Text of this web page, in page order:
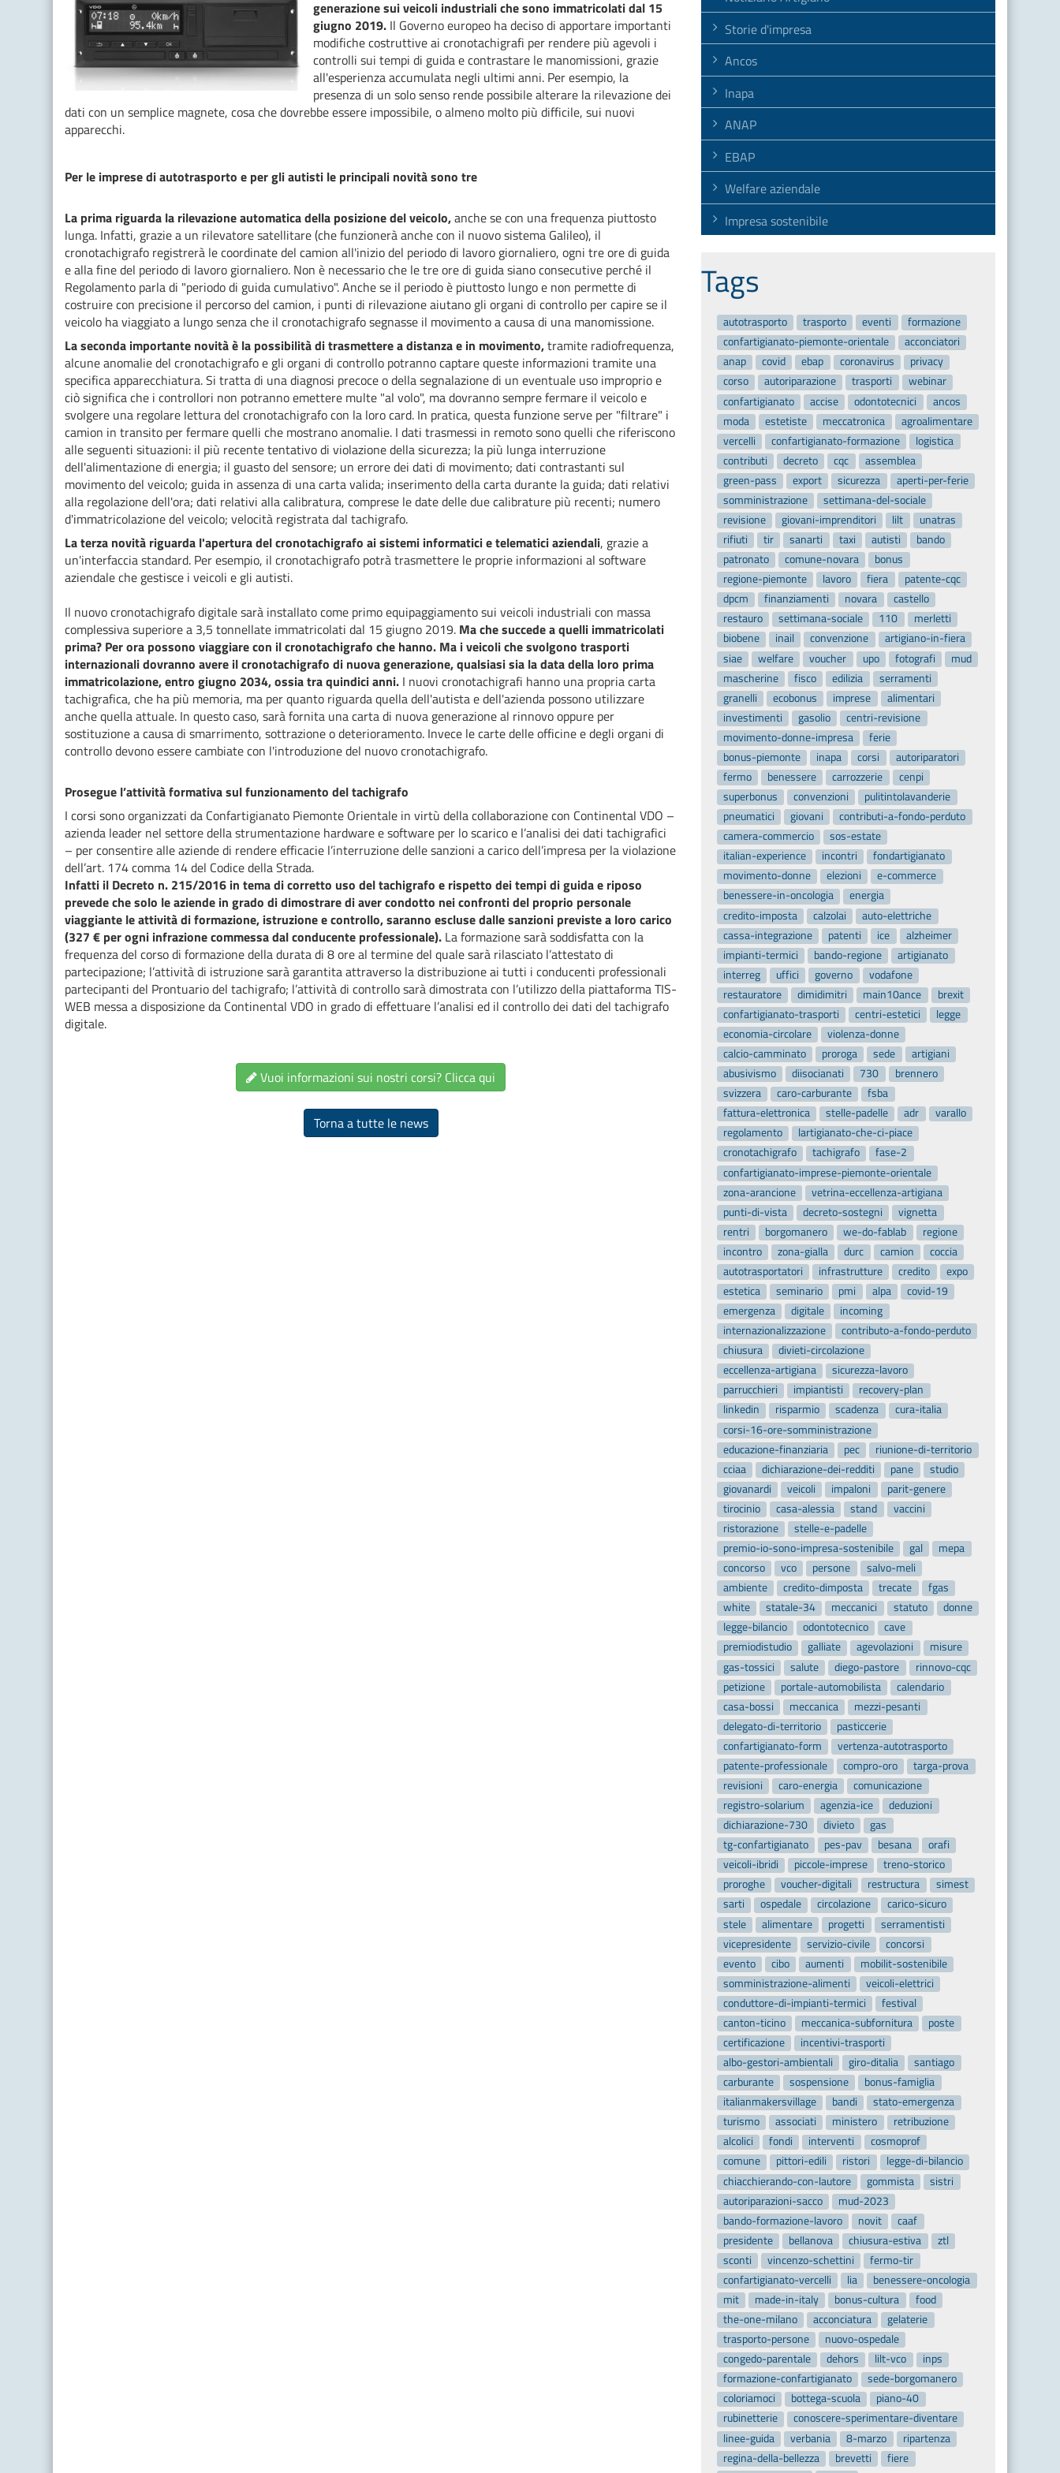
generazione sui veicoli industriali che sono immatricolati dal 15
giugno 2019. Il Governo europeo ha deciso di apportare importanti
modifiche costruttive ai cronotachigrafi per rendere più agevoli i
controlli sui tempi di guida e contrastare le manomissioni, grazie
all'esperienza accumulata negli ultimi anni. Per esempio, la
presenza di un solo senso rende possibile alterare la rilevazione dei
dati con un semplice magnete, cosa che dovrebbe essere impossibile, o almeno molto più difficile, sui nuovi
apparecchi.
Per le imprese di autotrasporto e per gli autisti le principali novità sono tre
La prima riguarda la rilevazione automatica della posizione del veicolo,anche se con una frequenza piuttosto
lunga. Infatti, grazie a un rilevatore satellitare (che funzionerà anche con il nuovo sistema Galileo), il
cronotachigrafo registrerà le coordinate del camion all'inizio del periodo di lavoro giornaliero, ogni tre ore di guida
e alla fine del periodo di lavoro giornaliero. Non è necessario che le tre ore di guida siano consecutive perché il
Regolamento parla di "periodo di guida cumulativo". Anche se il periodo è piuttosto lungo e non permette di
costruire con precisione il percorso del camion, i punti di rilevazione aiutano gli organi di controllo per capire se il
veicolo ha viaggiato a lungo senza che il cronotachigrafo segnasse il movimento a causa di una manomissione.
La seconda importante novità è la possibilità di trasmettere a distanza e in movimento,tramite radiofrequenza,
alcune anomalie del cronotachigrafo e gli organi di controllo potranno captare queste informazioni tramite una
specifica apparecchiatura. Si tratta di una diagnosi precoce o della segnalazione di un eventuale uso improprio e
ciò significa che i controllori non potranno emettere multe "al volo", ma dovranno sempre fermare il veicolo e
svolgere una regolare lettura del cronotachigrafo con la loro card. In pratica, questa funzione serve per "filtrare" i
camion in transito per fermare quelli che mostrano anomalie. I dati trasmessi in remoto sono quelli che riferiscono
alle seguenti situazioni: il più recente tentativo di violazione della sicurezza; la più lunga interruzione
dell'alimentazione di energia; il guasto del sensore; un errore dei dati di movimento; dati contrastanti sul
movimento del veicolo; guida in assenza di una carta valida; inserimento della carta durante la guida; dati relativi
alla regolazione dell'ora; dati relativi alla calibratura, comprese le date delle due calibrature più recenti; numero
d'immatricolazione del veicolo; velocità registrata dal tachigrafo.
La terza novità riguarda l'apertura del cronotachigrafo ai sistemi informatici e telematici aziendali, grazie a
un'interfaccia standard. Per esempio, il cronotachigrafo potrà trasmettere le proprie informazioni al software
aziendale che gestisce i veicoli e gli autisti.
Il nuovo cronotachigrafo digitale sarà installato come primo equipaggiamento sui veicoli industriali con massa
complessiva superiore a 3,5 tonnellate immatricolati dal 15 giugno 2019. Ma che succede a quelli immatricolati
prima? Per ora possono viaggiare con il cronotachigrafo che hanno. Ma i veicoli che svolgono trasporti
internazionali dovranno avere il cronotachigrafo di nuova generazione, qualsiasi sia la data della loro prima
immatricolazione, entro giugno 2034, ossia tra quindici anni. I nuovi cronotachigrafi hanno una propria carta
tachigrafica, che ha più memoria, ma per quanto riguarda quella dell'autista e dell'azienda possono utilizzare
anche quella attuale. In questo caso, sarà fornita una carta di nuova generazione al rinnovo oppure per
sostituzione a causa di smarrimento, sottrazione o deterioramento. Invece le carte delle officine e degli organi di
controllo devono essere cambiate con l'introduzione del nuovo cronotachigrafo.
Prosegue l’attività formativa sul funzionamento del tachigrafo
I corsi sono organizzati da Confartigianato Piemonte Orientale in virtù della collaborazione con Continental VDO –
azienda leader nel settore della strumentazione hardware e software per lo scarico e l’analisi dei dati tachigrafici
– per consentire alle aziende di rendere efficacie l’interruzione delle sanzioni a carico dell’impresa per la violazione
dell’art. 174 comma 14 del Codice della Strada.
Infatti il Decreto n. 215/2016 in tema di corretto uso del tachigrafo e rispetto dei tempi di guida e riposo
prevede che solo le aziende in grado di dimostrare di aver condotto nei confronti del proprio personale
viaggiante le attività di formazione, istruzione e controllo, saranno escluse dalle sanzioni previste a loro carico
(327 € per ogni infrazione commessa dal conducente professionale). La formazione sarà soddisfatta con la
frequenza del corso di formazione della durata di 8 ore al termine del quale sarà rilasciato l’attestato di
partecipazione; l’attività di istruzione sarà garantita attraverso la distribuzione ai tutti i conducenti professionali
partecipanti del Prontuario del tachigrafo; l’attività di controllo sarà dimostrata con l’utilizzo della piattaforma TIS-
WEB messa a disposizione da Continental VDO in grado di effettuare l’analisi ed il controllo dei dati del tachigrafo
digitale.
Vuoi informazioni sui nostri corsi? Clicca qui
Torna a tutte le news
Storie d'impresa
Ancos
Inapa
ANAP
EBAP
Welfare aziendale
Impresa sostenibile
Tags
autotrasporto trasporto eventi
formazione
confartigianato-piemonte-orientale
acconciatori
anap
covid ebap coronavirus
privacy
corso
autoriparazione trasporti
webinar
confartigianato
accise odontotecnici
ancos
moda
estetiste meccatronica
agroalimentare
vercelli
confartigianato-formazione
logistica
contributi
decreto cqc
assemblea
green-pass
export sicurezza
aperti-per-ferie
somministrazione
settimana-del-sociale
revisione
giovani-imprenditori lilt
unatras
rifiuti
tir sanarti taxi autisti
bando
patronato
comune-novara
bonus
regione-piemonte
lavoro fiera
patente-cqc
dpcm
finanziamenti novara
castello
restauro
settimana-sociale 110
merletti
biobene
inail convenzione
artigiano-in-fiera
siae
welfare voucher upo fotografi
mud
mascherine
fisco edilizia
serramenti
granelli
ecobonus imprese
alimentari
investimenti
gasolio
centri-revisione
movimento-donne-impresa
ferie
bonus-piemonte
inapa corsi
autoriparatori
fermo
benessere carrozzerie
cenpi
superbonus
convenzioni
pulitintolavanderie
pneumatici
giovani
contributi-a-fondo-perduto
camera-commercio
sos-estate
italian-experience
incontri
fondartigianato
movimento-donne
elezioni
e-commerce
benessere-in-oncologia
energia
credito-imposta
calzolai
auto-elettriche
cassa-integrazione
patenti ice
alzheimer
impianti-termici
bando-regione
artigianato
interreg
uffici governo
vodafone
restauratore
dimidimitri main10ance
brexit
confartigianato-trasporti
centri-estetici
legge
economia-circolare
violenza-donne
calcio-camminato
proroga sede
artigiani
abusivismo
diisocianati 730
brennero
svizzera
caro-carburante
fsba
fattura-elettronica
stelle-padelle adr
varallo
regolamento
lartigianato-che-ci-piace
cronotachigrafo
tachigrafo
fase-2
confartigianato-imprese-piemonte-orientale
zona-arancione
vetrina-eccellenza-artigiana
punti-di-vista
decreto-sostegni
vignetta
rentri
borgomanero we-do-fablab
regione
incontro
zona-gialla durc camion
coccia
autotrasportatori
infrastrutture credito
expo
estetica
seminario pmi alpa
covid-19
emergenza
digitale
incoming
internazionalizzazione
contributo-a-fondo-perduto
chiusura
divieti-circolazione
eccellenza-artigiana
sicurezza-lavoro
parrucchieri
impiantisti
recovery-plan
linkedin
risparmio scadenza
cura-italia
corsi-16-ore-somministrazione
educazione-finanziaria
pec
riunione-di-territorio
cciaa
dichiarazione-dei-redditi pane
studio
giovanardi
veicoli impaloni
parit-genere
tirocinio
casa-alessia stand
vaccini
ristorazione
stelle-e-padelle
premio-io-sono-impresa-sostenibile
gal
mepa
concorso
vco persone
salvo-meli
ambiente
credito-dimposta trecate
fgas
white
statale-34 meccanici statuto
donne
legge-bilancio
odontotecnico
cave
premiodistudio
galliate agevolazioni
misure
gas-tossici
salute diego-pastore
rinnovo-cqc
petizione
portale-automobilista
calendario
casa-bossi
meccanica
mezzi-pesanti
delegato-di-territorio
pasticcerie
confartigianato-form
vertenza-autotrasporto
patente-professionale
compro-oro
targa-prova
revisioni
caro-energia
comunicazione
registro-solarium
agenzia-ice
deduzioni
dichiarazione-730
divieto
gas
tg-confartigianato
pes-pav besana
orafi
veicoli-ibridi
piccole-imprese
treno-storico
proroghe
voucher-digitali restructura
simest
sarti
ospedale circolazione
carico-sicuro
stele
alimentare progetti
serramentisti
vicepresidente
servizio-civile
concorsi
evento
cibo aumenti
mobilit-sostenibile
somministrazione-alimenti
veicoli-elettrici
conduttore-di-impianti-termici
festival
canton-ticino
meccanica-subfornitura
poste
certificazione
incentivi-trasporti
albo-gestori-ambientali
giro-ditalia
santiago
carburante
sospensione
bonus-famiglia
italianmakersvillage
bandi
stato-emergenza
turismo
associati ministero
retribuzione
alcolici
fondi interventi
cosmoprof
comune
pittori-edili ristori
legge-di-bilancio
chiacchierando-con-lautore
gommista
sistri
autoriparazioni-sacco
mud-2023
bando-formazione-lavoro
novit
caaf
presidente
bellanova chiusura-estiva
ztl
sconti
vincenzo-schettini
fermo-tir
confartigianato-vercelli
lia
benessere-oncologia
mit
made-in-italy bonus-cultura
food
the-one-milano
acconciatura
gelaterie
trasporto-persone
nuovo-ospedale
congedo-parentale
dehors lilt-vco
inps
formazione-confartigianato
sede-borgomanero
coloriamoci
bottega-scuola
piano-40
rubinetterie
conoscere-sperimentare-diventare
linee-guida
verbania 8-marzo
ripartenza
regina-della-bellezza
brevetti
fiere